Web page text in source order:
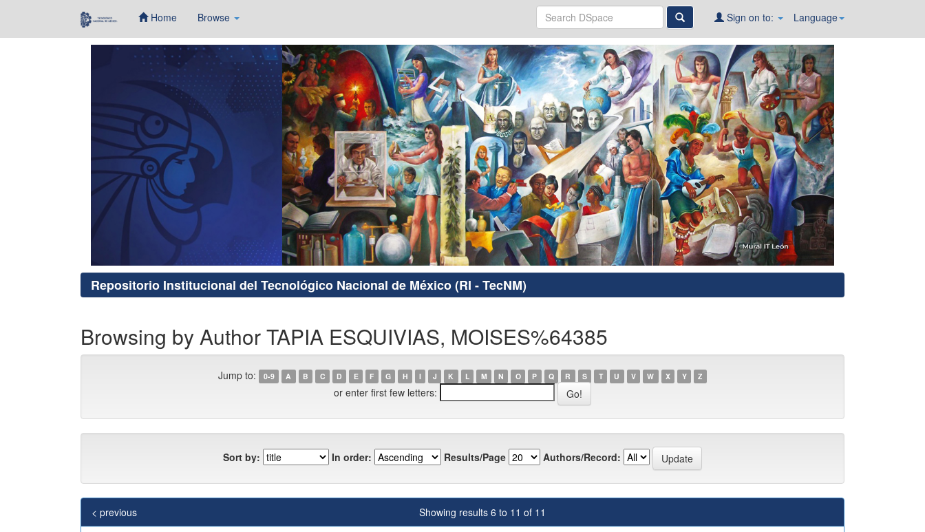
Home Browse Language
Sign on to:
Repositorio Institucional del Tecnológico Nacional de México (RI - TecNM)
Browsing by Author TAPIA ESQUIVIAS, MOISES%64385
Jump to: 0-9 A B C D E F G H I J K L M N O P Q R S T U V W X Y Z
or enter first few letters:
Sort by: In order: Results/Page Authors/Record:
Showing results 6 to 11 of 11
< previous